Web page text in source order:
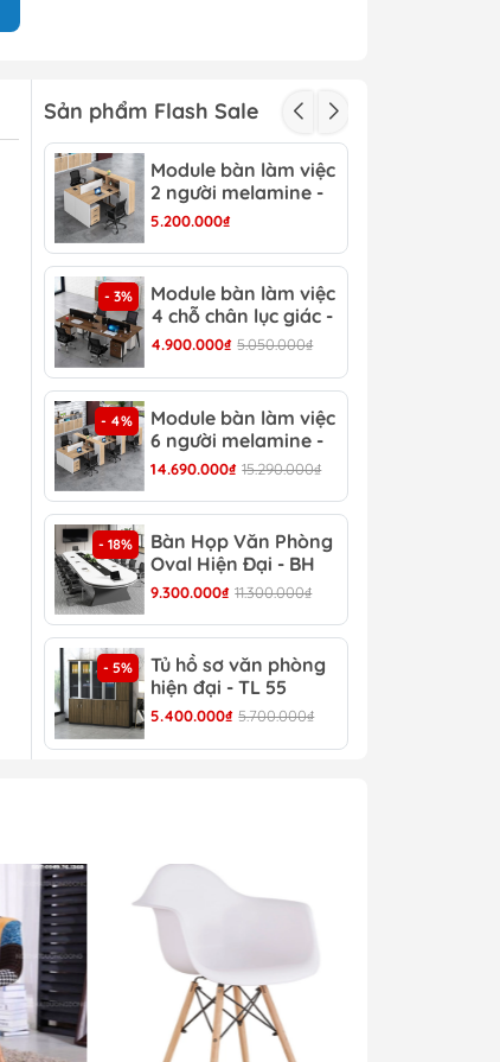
Sản phẩm Flash Sale
Module bàn làm việc
2 người melamine -
CB 15
5.200.000₫
- 3%
Module bàn làm việc
4 chỗ chân lục giác -
CB 17
4.900.000₫ 5.050.000₫
- 4%
Module bàn làm việc
6 người melamine -
CB 20
14.690.000₫ 15.290.000₫
- 18%
Bàn Họp Văn Phòng
Oval Hiện Đại - BH
44
9.300.000₫ 11.300.000₫
- 5%
Tủ hồ sơ văn phòng
hiện đại - TL 55
5.400.000₫ 5.700.000₫